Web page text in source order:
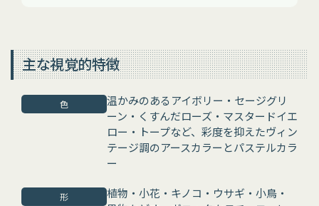
主な視覚的特徴
色
温かみのあるアイボリー・セージグリ
ーン・くすんだローズ・マスタードイエ
ロー・トープなど、彩度を抑えたヴィン
テージ調のアースカラーとパステルカラ
ー
形
植物・小花・キノコ・ウサギ・小鳥・